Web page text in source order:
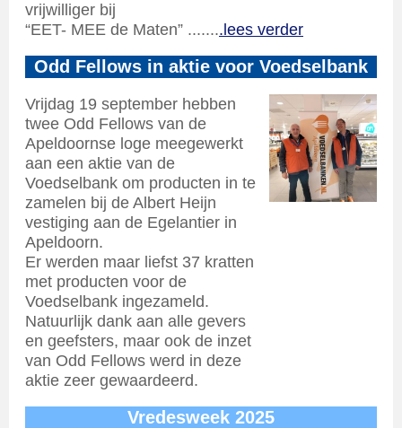
vrijwilliger bij
“EET- MEE de Maten” ........lees verder
Odd Fellows in aktie voor Voedselbank
Vrijdag 19 september hebben
twee Odd Fellows van de
Apeldoornse loge meegewerkt
aan een aktie van de
Voedselbank om producten in te
zamelen bij de Albert Heijn
vestiging aan de Egelantier in
Apeldoorn.
Er werden maar liefst 37 kratten
met producten voor de
Voedselbank ingezameld.
Natuurlijk dank aan alle gevers
en geefsters, maar ook de inzet
van Odd Fellows werd in deze
aktie zeer gewaardeerd.
Vredesweek 2025